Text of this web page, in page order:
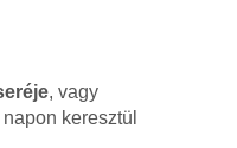
, vagy
keresztül